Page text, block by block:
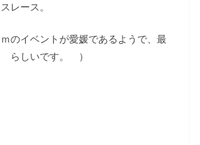
レース。
のイベントが愛媛であるようで、最
らしいです。 ）